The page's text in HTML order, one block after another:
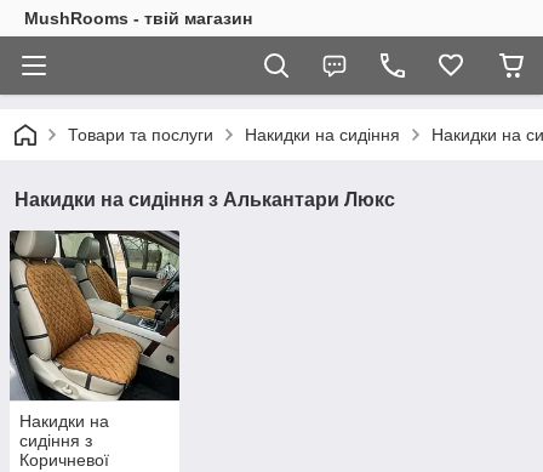
MushRooms - твій магазин
Товари та послуги Накидки на сидіння Накидки на
Накидки на сидіння з Алькантари Люкс
Накидки на
сидіння з
Коричневої